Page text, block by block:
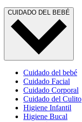
CUIDADO DEL BEBÉ
Cuidado del bebé
Cuidado Facial
Cuidado Corporal
Cuidado del Culito
Higiene Infantil
Higiene Bucal